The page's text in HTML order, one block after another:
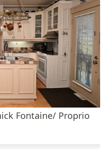
Fontaine/ Proprio